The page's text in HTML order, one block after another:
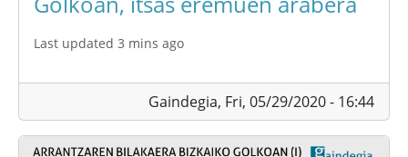
Last updated 3 mins ago
Gaindegia, Fri, 05/29/2020 - 16:44